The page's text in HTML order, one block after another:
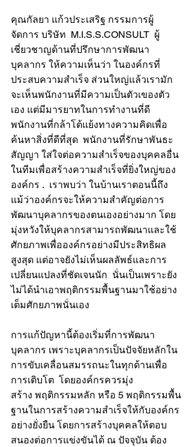
คุณกัลยา แก้วประเสริฐ กรรมการผู้
จัดการ บริษัท  M.I.S.S.CONSULT  ผู้
เชี่ยวชาญด้านที่ปรึกษาการพัฒนา
บุคลากร ให้ความเห็นว่า ในองค์กรที่
ประสบความสำเร็จ ส่วนใหญ่แล้วเรามัก
จะเห็นพนักงานที่มีความเป็นตัวเของตัว
เอง แต่มีมารยาทในการทำงานที่ดี
พนักงานที่กล้าโต้แย้งทางความคิดเพื่อ
ค้นหาสิ่งที่ดีที่สุด  พนักงานที่รักษาพันธะ
สัญญา ใส่ใจต่อความสำเร็จของบุคคลอื่น
ในทีมเพื่อสร้างความสำเร็จที่ยิ่งใหญ่ของ
องค์กร .  เราพบว่า ในบ้านเราตอนนี้ถึง
แม้ว่าองค์กรจะให้ความสำคัญต่อการ
พัฒนาบุคลากรของตนเองอย่างมาก โดย
มุ่งหวังให้บุคลากรสามารถพัฒนาและใช้
ศักยภาพเพื่อองค์กรอย่างมีประสิทธิผล
สูงสุด แต่อาจยังไม่เห็นผลลัพธ์และการ
เปลี่ยนแปลงที่ชัดเจนนัก  นั่นเป็นเพราะยัง
ไม่ได้นำเอาพฤติกรรมพื้นฐานมาใช้อย่าง
เต็มศักยภาพนั่นเอง
การแก้ปัญหานี้ต้องเริ่มที่การพัฒนา
บุคลากร เพราะบุคลากรเป็นปัจจัยหลักใน
การขับเคลื่อนสมรรถนะในทุกด้านเพื่อ
การเติบโต  โดยองค์กรควรมุ่ง
สร้าง พฤติกรรมหลัก หรือ 5 พฤติกรรมพื้น
ฐานในการสร้างความสำเร็จให้กับองค์กร
อย่างยั่งยืน โดยการสร้างบุคคลให้ตอบ
สนองต่อการแข่งขันได้ ณ​ ปัจจุบัน ต้อง